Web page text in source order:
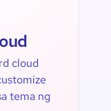
cloud
tema ng